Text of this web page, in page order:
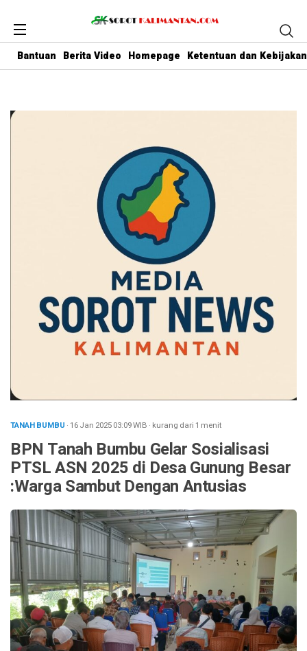
Bantuan Berita Video Homepage Ketentuan dan
TANAH BUMBU · 16 Jan 202503:09WIB · kurang dari 1 menit
BPN Tanah Bumbu Gelar Sosialisasi
PTSL ASN 2025 di Desa Gunung Besar
:Warga Sambut Dengan Antusias